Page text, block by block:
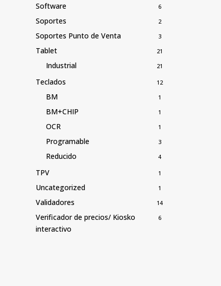
Software 6
Soportes 2
Soportes Punto de Venta 3
Tablet 21
Industrial 21
Teclados 12
BM 1
BM+CHIP 1
OCR 1
Programable 3
Reducido 4
TPV 1
Uncategorized 1
Validadores 14
Verificador de precios/ Kiosko
interactivo
6